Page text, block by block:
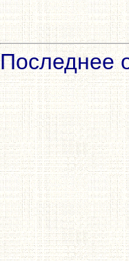
Последнее